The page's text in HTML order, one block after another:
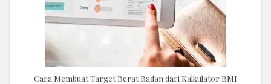
Cara Membuat Target Berat Badan dari Kalkulator BMI